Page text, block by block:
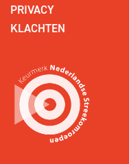
PRIVACY
KLACHTEN